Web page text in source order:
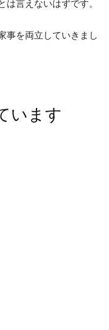
言えないはずです。
事を両立していきまし
います